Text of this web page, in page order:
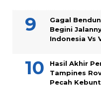
Gagal
Begini
Indonesia Vs
Hasil Akhir
Tampines
Pecah